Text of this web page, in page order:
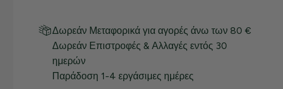
Δωρεάν Μεταφορικά για αγορές άνω των 80 €
Δωρεάν Επιστροφές & Αλλαγές εντός 30
ημερών
Παράδοση 1-4 εργάσιμες ημέρες